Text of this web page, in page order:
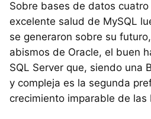
Sobre bases de datos
excelente salud de MySQL
se generaron sobre su
abismos de Oracle, el buen
SQL Server que, siendo una
y compleja es la segunda
crecimiento imparable de las